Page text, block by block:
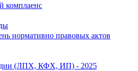
комплаенс
нормативно правовых актов
(ЛПХ, КФХ, ИП) - 2025